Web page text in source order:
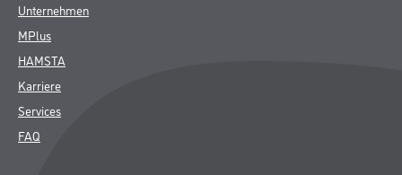
Unternehmen
MPlus
HAMSTA
Karriere
Services
FAQ